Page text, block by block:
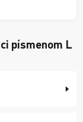
písmenom L